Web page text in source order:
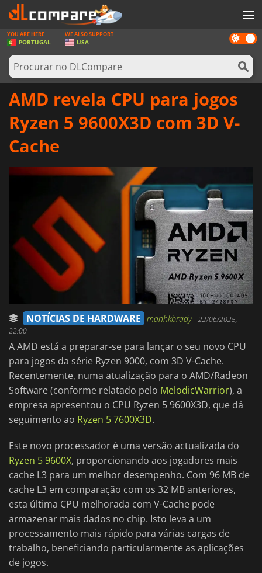
JOGOS
GAME CARDS
SOFTWARE
HARDWARE
ENTRAR OU REGISTAR
Dark
mode
YOU ARE HERE
PORTUGAL
WE ALSO SUPPORT
USA
AMD revela CPU para jogos
Ryzen 5 9600X3D com 3D V-
Cache
NOTÍCIAS DE HARDWARE manhkbrady-22/06/2025,
22:00
A AMD está a preparar-se para lançar o seu novo CPU
para jogos da série Ryzen 9000, com 3D V-Cache.
Recentemente, numa atualização para o AMD/Radeon
Software (conforme relatado pelo MelodicWarrior), a
empresa apresentou o CPU Ryzen 5 9600X3D, que dá
seguimento ao Ryzen 5 7600X3D.
Este novo processador é uma versão actualizada do
Ryzen 5 9600X, proporcionando aos jogadores mais
cache L3 para um melhor desempenho. Com 96 MB de
cache L3 em comparação com os 32 MB anteriores,
esta última CPU melhorada com V-Cache pode
armazenar mais dados no chip. Isto leva a um
processamento mais rápido para várias cargas de
trabalho, beneficiando particularmente as aplicações
de jogos.